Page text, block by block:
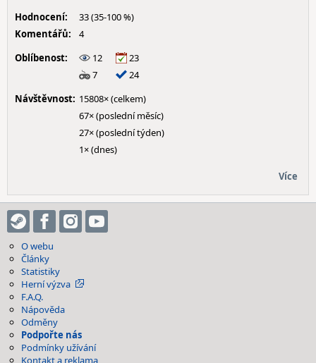
Hodnocení:
33 (35-100 %)
Komentářů:
4
Oblíbenost:
12
23
7
24
Návštěvnost: 15808× (celkem)
67× (poslední měsíc)
27× (poslední týden)
1× (dnes)
Více
O webu
Články
Statistiky
Herní výzva
F.A.Q.
Nápověda
Odměny
Podpořte nás
Podmínky užívání
Kontakt a reklama